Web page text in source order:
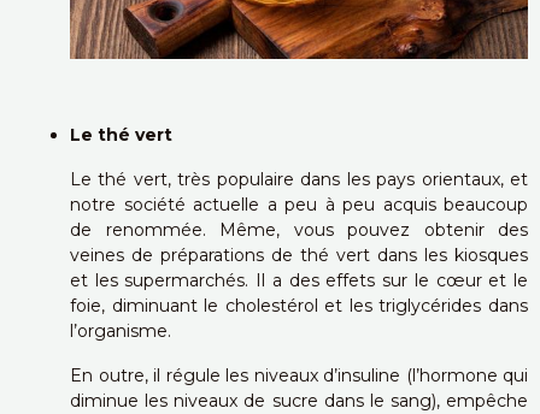
Le thé vert
Le thé vert, très populaire dans les pays orientaux, et
notre société actuelle a peu à peu acquis beaucoup
de renommée. Même, vous pouvez obtenir des
veines de préparations de thé vert dans les kiosques
et les supermarchés. Il a des effets sur le cœur et le
foie, diminuant le cholestérol et les triglycérides dans
l’organisme.
En outre, il régule les niveaux d’insuline (l’hormone qui
diminue les niveaux de sucre dans le sang), empêche